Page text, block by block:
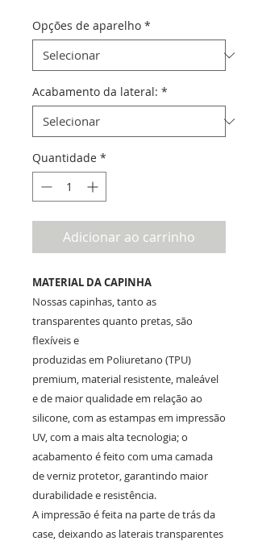
Opções de aparelho *
Acabamento da lateral: *
Quantidade *
Adicionar ao carrinho
MATERIAL DA CAPINHA
Nossas capinhas, tanto as
transparentes quanto pretas, são
flexíveis e
produzidas em Poliuretano (TPU)
premium, material resistente, maleável
e de maior qualidade em relação ao
silicone, com as estampas em impressão
UV, com a mais alta tecnologia; o
acabamento é feito com uma camada
de verniz protetor, garantindo maior
durabilidade e resistência.
A impressão é feita na parte de trás da
case, deixando as laterais transparentes